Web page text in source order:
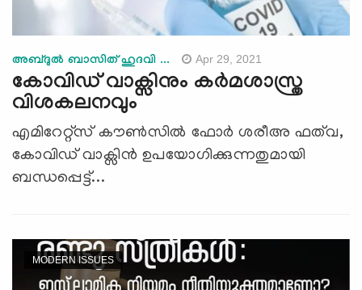
അബ്ദുൽ ബാസിത് ഹുദവി ... Apr 29, 2021
കോവിഡ് വാക്സിനും കർമശാസ്ത്ര
വിശകലനവും
എമിറേറ്റ്സ് കൗൺസിൽ ഫോർ ശരീഅ ഫത്‍വ,
കോവിഡ് വാക്സിൻ ഉപയോഗിക്കുന്നതുമായി
ബന്ധപ്പെട്ട്...
MODERN ISSUES